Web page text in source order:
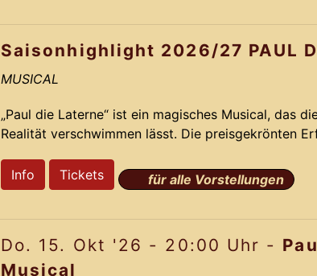
Saisonhighlight 2026/27 PAUL
MUSICAL
„Paul die Laterne“ ist ein magisches Musical, das
Realität verschwimmen lässt. Die preisgekrönten
auf der dramatisch lustigen Story und den
aus dem Jahr 2012 gelingt Komponist Jochen
Pa
Info Tickets für alle Vorstellungen
Do. 15. Okt '26 - 20:00 Uhr -
Musical